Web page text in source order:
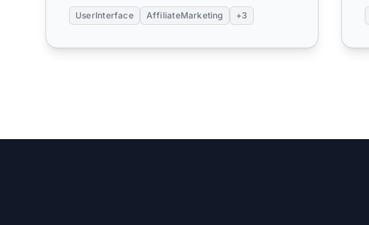
UserInterface AffiliateMarketing +3